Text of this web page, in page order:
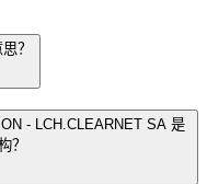
？
- LCH.CLEARNET SA 是
？